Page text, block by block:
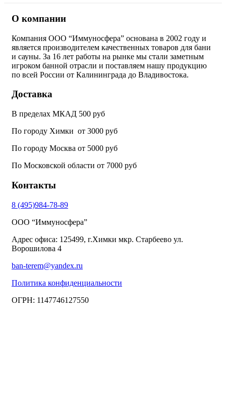
О компании
Компания ООО “Иммуносфера” основана в 2002 году и
является производителем качественных товаров для бани
и сауны. За 16 лет работы на рынке мы стали заметным
игроком банной отрасли и поставляем нашу продукцию
по всей России от Калининграда до Владивостока.
Доставка
В пределах МКАД 500 руб
По городу Химки от 3000 руб
По городу Москва от 5000 руб
По Московской области от 7000 руб
Контакты
8 (495)984-78-89
ООО “Иммуносфера”
Адрес офиса: 125499, г.Химки мкр. Старбеево ул.
Ворошилова 4
ban-terem@yandex.ru
Политика конфиденциальности
ОГРН: 1147746127550